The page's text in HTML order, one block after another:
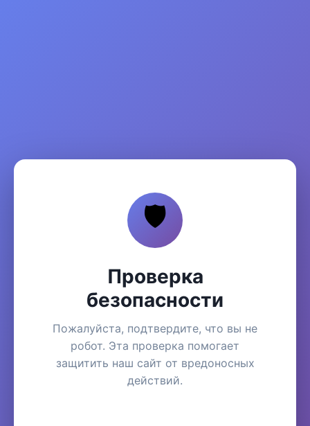
🛡️
Проверка
безопасности
Пожалуйста, подтвердите, что вы не
робот. Эта проверка помогает
защитить наш сайт от вредоносных
действий.